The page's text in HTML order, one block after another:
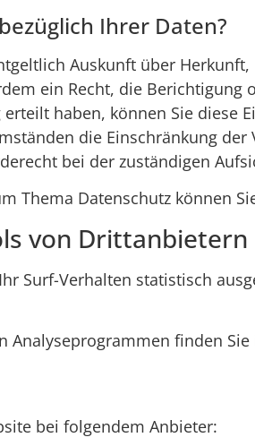
Ihrer Daten?
Auskunft über
ein Recht, die
haben, können Sie
die Einschränkung
bei der zuständigen
Thema Datenschutz können
von Dritt­anbietern
Surf-Verhalten statistisch
finden
bei folgendem Anbieter: